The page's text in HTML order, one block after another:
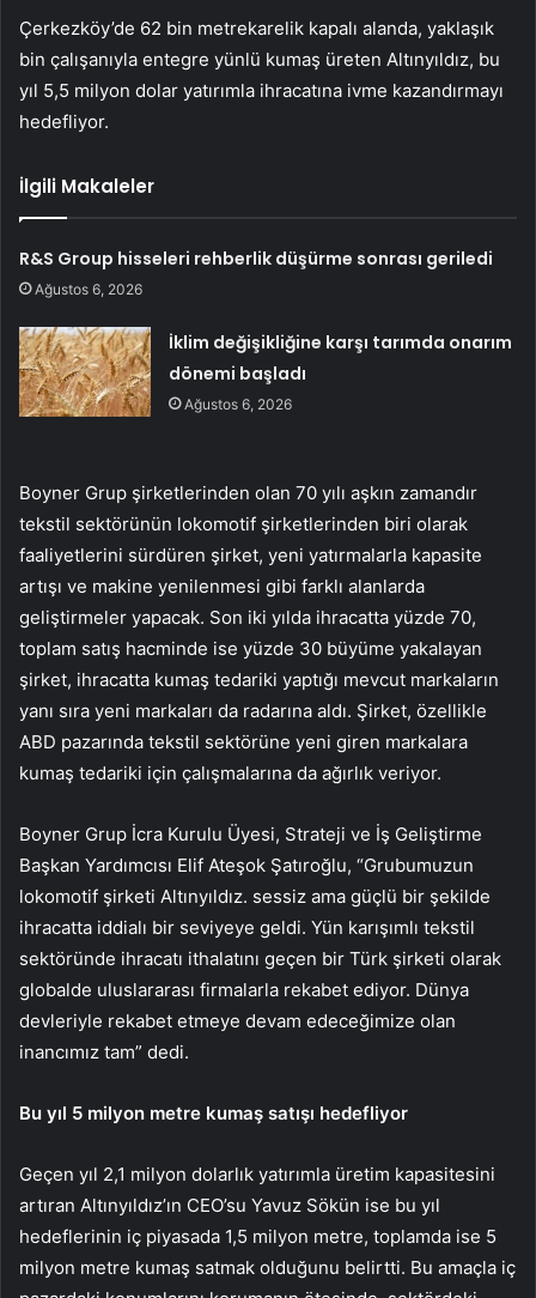
Çerkezköy’de 62 bin metrekarelik kapalı alanda, yaklaşık
bin çalışanıyla entegre yünlü kumaş üreten Altınyıldız, bu
yıl 5,5 milyon dolar yatırımla ihracatına ivme kazandırmayı
hedefliyor.
İlgili Makaleler
R&S Group hisseleri rehberlik düşürme sonrası geriledi
Ağustos 6, 2026
İklim değişikliğine karşı tarımda onarım
dönemi başladı
Ağustos 6, 2026
Boyner Grup şirketlerinden olan 70 yılı aşkın zamandır
tekstil sektörünün lokomotif şirketlerinden biri olarak
faaliyetlerini sürdüren şirket, yeni yatırmalarla kapasite
artışı ve makine yenilenmesi gibi farklı alanlarda
geliştirmeler yapacak. Son iki yılda ihracatta yüzde 70,
toplam satış hacminde ise yüzde 30 büyüme yakalayan
şirket, ihracatta kumaş tedariki yaptığı mevcut markaların
yanı sıra yeni markaları da radarına aldı. Şirket, özellikle
ABD pazarında tekstil sektörüne yeni giren markalara
kumaş tedariki için çalışmalarına da ağırlık veriyor.
Boyner Grup İcra Kurulu Üyesi, Strateji ve İş Geliştirme
Başkan Yardımcısı Elif Ateşok Şatıroğlu, “Grubumuzun
lokomotif şirketi Altınyıldız. sessiz ama güçlü bir şekilde
ihracatta iddialı bir seviyeye geldi. Yün karışımlı tekstil
sektöründe ihracatı ithalatını geçen bir Türk şirketi olarak
globalde uluslararası firmalarla rekabet ediyor. Dünya
devleriyle rekabet etmeye devam edeceğimize olan
inancımız tam” dedi.
Bu yıl 5 milyon metre kumaş satışı hedefliyor
Geçen yıl 2,1 milyon dolarlık yatırımla üretim kapasitesini
artıran Altınyıldız’ın CEO’su Yavuz Sökün ise bu yıl
hedeflerinin iç piyasada 1,5 milyon metre, toplamda ise 5
milyon metre kumaş satmak olduğunu belirtti. Bu amaçla iç